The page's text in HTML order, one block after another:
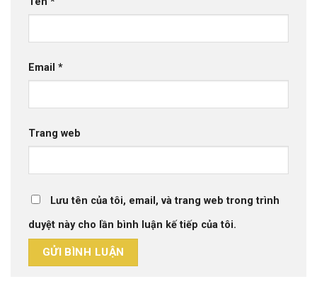
Email *
Trang web
Lưu tên của tôi, email, và trang web trong trình
duyệt này cho lần bình luận kế tiếp của tôi.